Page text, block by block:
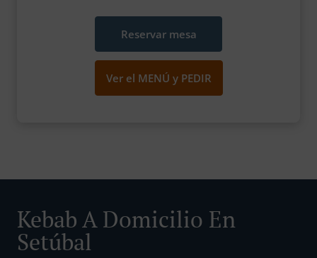
Reservar mesa
Ver el MENÚ y PEDIR
Kebab A Domicilio En
Setúbal